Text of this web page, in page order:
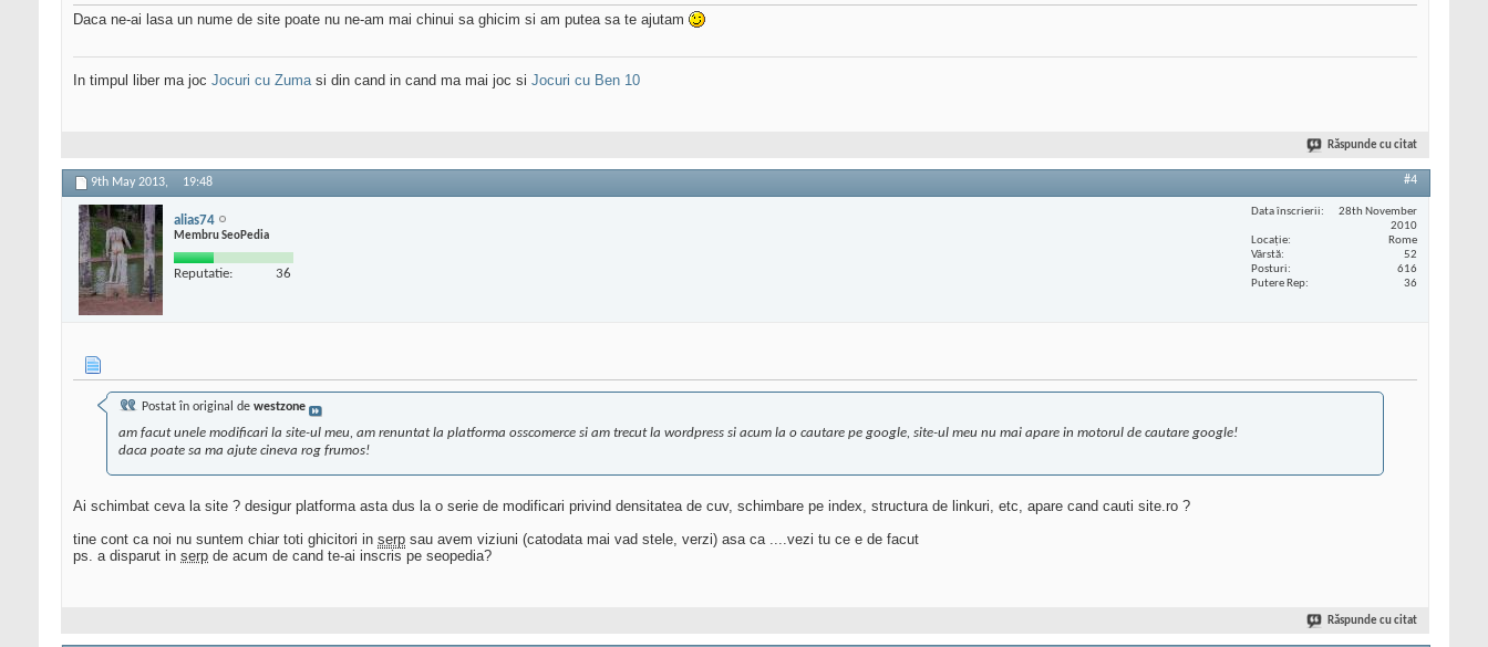
Daca ne-ai lasa un nume de site poate nu ne-am mai chinui sa ghicim si am putea sa te ajutam
In timpul liber ma joc Jocuri cu Zumasi din cand in cand ma mai joc si Jocuri cu Ben 10
Răspunde cu citat
9th May 2013, 19:48 #4
alias74
Membru SeoPedia
Reputatie: 36
Data înscrierii
28th November
2010
Locaţie
Rome
Vârstă
52
Posturi
616
Putere Rep
36
Postat în original de westzone
am facut unele modificari la site-ul meu, am renuntat la platforma osscomerce si am trecut la wordpress si acum la o cautare pe google, site-ul meu nu mai apare in motorul de cautare google!
daca poate sa ma ajute cineva rog frumos!
Ai schimbat ceva la site ? desigur platforma asta dus la o serie de modificari privind densitatea de cuv, schimbare pe index, structura de linkuri, etc, apare cand cauti site.ro ?
tine cont ca noi nu suntem chiar toti ghicitori in serp sau avem viziuni (catodata mai vad stele, verzi) asa ca ....vezi tu ce e de facut
ps. a disparut in serp de acum de cand te-ai inscris pe seopedia?
Răspunde cu citat